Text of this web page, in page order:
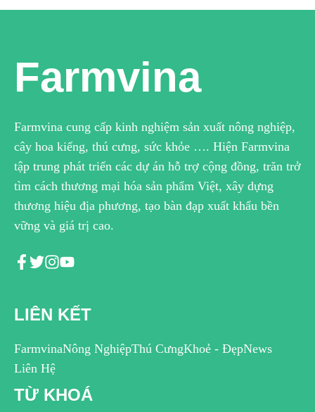
Farmvina
Farmvina cung cấp kinh nghiệm sản xuất nông nghiệp,
cây hoa kiểng, thú cưng, sức khỏe …. Hiện Farmvina
tập trung phát triển các dự án hỗ trợ cộng đồng, trăn trở
tìm cách thương mại hóa sản phẩm Việt, xây dựng
thương hiệu địa phương, tạo bàn đạp xuất khẩu bền
vững và giá trị cao.
LIÊN KẾT
FarmvinaNông NghiệpThú CưngKhoẻ - ĐẹpNews
Liên Hệ
TỪ KHOÁ